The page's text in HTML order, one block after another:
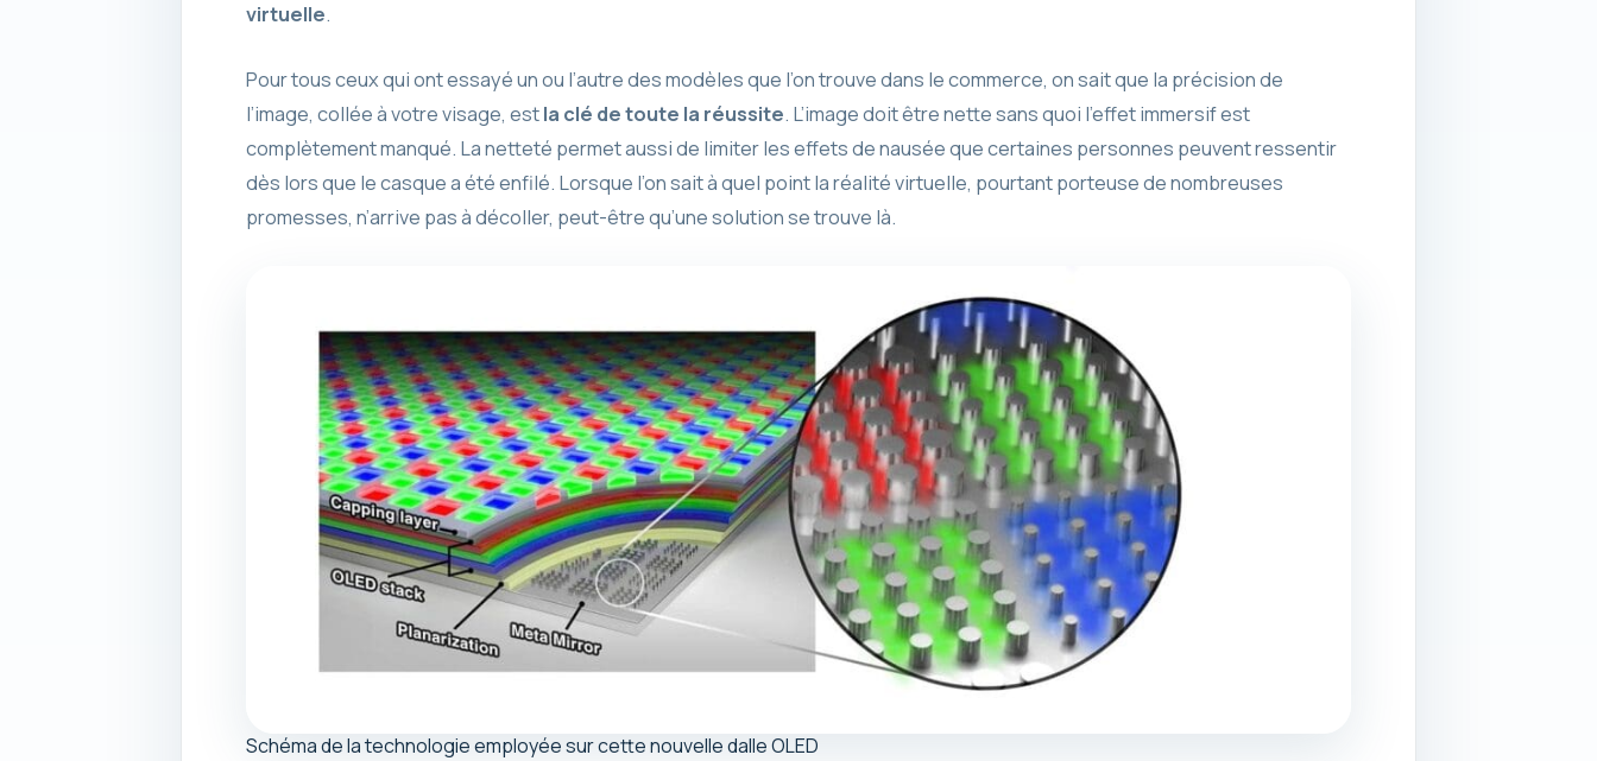
virtuelle.
Pour tous ceux qui ont essayé un ou l’autre des modèles que l’on trouve dans le commerce, on sait que la précision de
l’image, collée à votre visage, estla clé de toute la réussite. L’image doit être nette sans quoi l’effet immersif est
complètement manqué. La netteté permet aussi de limiter les effets de nausée que certaines personnes peuvent ressentir
dès lors que le casque a été enfilé. Lorsque l’on sait à quel point la réalité virtuelle, pourtant porteuse de nombreuses
promesses, n’arrive pas à décoller, peut-être qu’une solution se trouve là.
Schéma de la technologie employée sur cette nouvelle dalle OLED